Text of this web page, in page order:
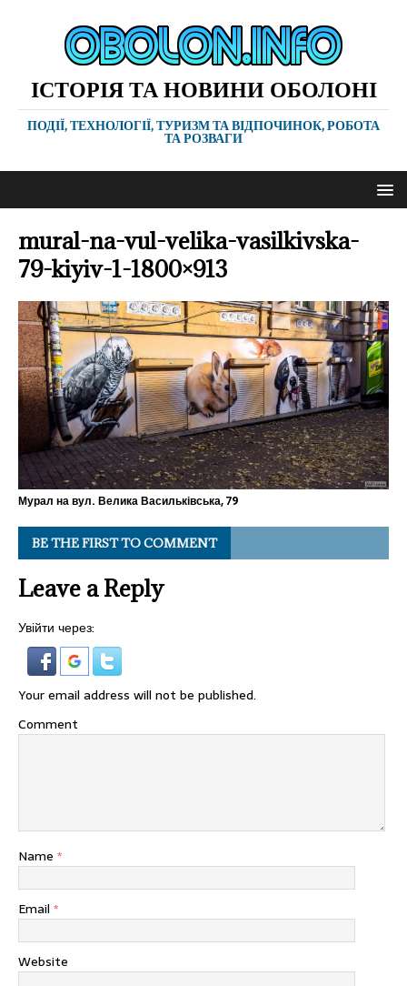
ІСТОРІЯ ТА НОВИНИ ОБОЛОНІ
ПОДІЇ, ТЕХНОЛОГІЇ, ТУРИЗМ ТА ВІДПОЧИНОК, РОБОТА
ТА РОЗВАГИ
mural-na-vul-velika-vasilkivska-
79-kiyiv-1-1800×913
Мурал на вул. Велика Васильківська, 79
BE THE FIRST TO COMMENT
Leave a Reply
Увійти через:
Your email address will not be published.
Comment
Name *
Email *
Website